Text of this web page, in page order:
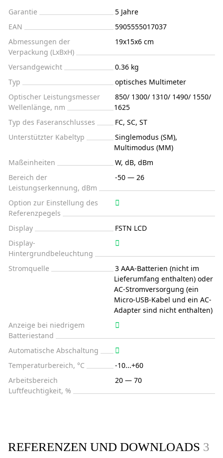
Garantie
5 Jahre
EAN
5905555017037
Abmessungen der
Verpackung (LxBxH)
19x15x6 cm
Versandgewicht
0.36 kg
Typ
optisches Multimeter
Optischer Leistungsmesser
Wellenlänge, nm
850/ 1300/ 1310/ 1490/ 1550/
1625
Typ des Faseranschlusses
FC, SC, ST
Unterstützter Kabeltyp
Singlemodus (SM),
Multimodus (MM)
Maßeinheiten
W, dB, dBm
Bereich der
Leistungserkennung, dBm
-50 — 26
Option zur Einstellung des
Referenzpegels
Display
FSTN LCD
Display-
Hintergrundbeleuchtung
Stromquelle
3 AAA-Batterien (nicht im
Lieferumfang enthalten) oder
AC-Stromversorgung (ein
Micro-USB-Kabel und ein AC-
Adapter sind nicht enthalten)
Anzeige bei niedrigem
Batteriestand
Automatische Abschaltung
Temperaturbereich, °C
-10...+60
Arbeitsbereich
Luftfeuchtigkeit, %
20 — 70
REFERENZEN UND DOWNLOADS 3